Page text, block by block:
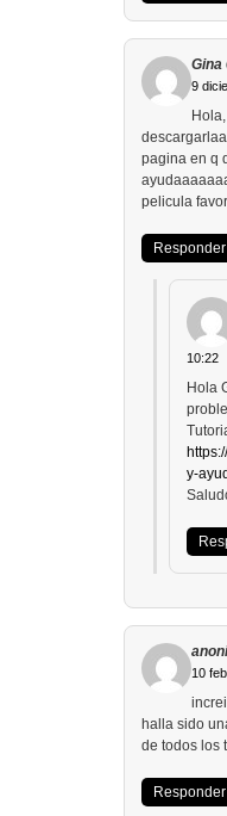
Gina
9
pagina en q
pelicula
Responder
10:22
Hola
y-
10
halla sido
de todos los
Responder